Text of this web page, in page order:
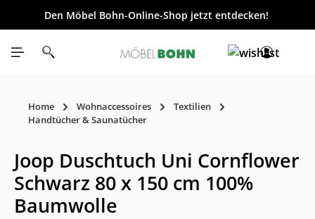
springen
Den Möbel Bohn-Online-Shop jetzt entdecken!
Home Wohnaccessoires
Textilien
Handtücher & Saunatücher
Joop Duschtuch Uni Cornflower
Schwarz 80 x 150 cm 100%
Baumwolle